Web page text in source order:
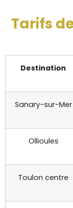
Tarifs
Destination
Sanary-sur-Mer
Ollioules
Toulon centre